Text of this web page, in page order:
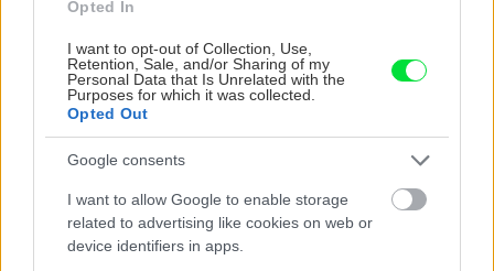
Opted In
I want to opt-out of Collection, Use,
Retention, Sale, and/or Sharing of my
Personal Data that Is Unrelated with the
Purposes for which it was collected.
Opted Out
Google consents
I want to allow Google to enable storage
related to advertising like cookies on web or
device identifiers in apps.
ktorá pritiahne pohľady?
Vyrobte si takéto masívne
orechové svietidlo
potrubia v
ako to vyriešiť